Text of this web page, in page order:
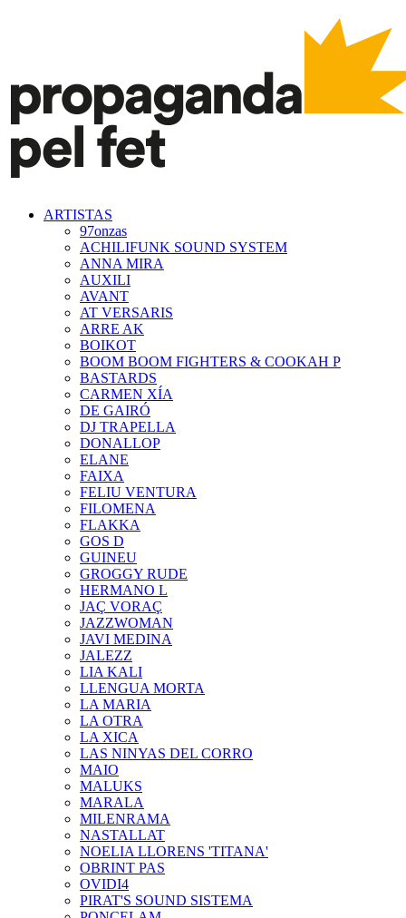
ARTISTAS
97onzas
ACHILIFUNK SOUND SYSTEM
ANNA MIRA
AUXILI
AVANT
AT VERSARIS
ARRE AK
BOIKOT
BOOM BOOM FIGHTERS & COOKAH P
BASTARDS
CARMEN XÍA
DE GAIRÓ
DJ TRAPELLA
DONALLOP
ELANE
FAIXA
FELIU VENTURA
FILOMENA
FLAKKA
GOS D
GUINEU
GROGGY RUDE
HERMANO L
JAÇ VORAÇ
JAZZWOMAN
JAVI MEDINA
JALEZZ
LIA KALI
LLENGUA MORTA
LA MARIA
LA OTRA
LA XICA
LAS NINYAS DEL CORRO
MAIO
MALUKS
MARALA
MILENRAMA
NASTALLAT
NOELIA LLORENS 'TITANA'
OBRINT PAS
OVIDI4
PIRAT'S SOUND SISTEMA